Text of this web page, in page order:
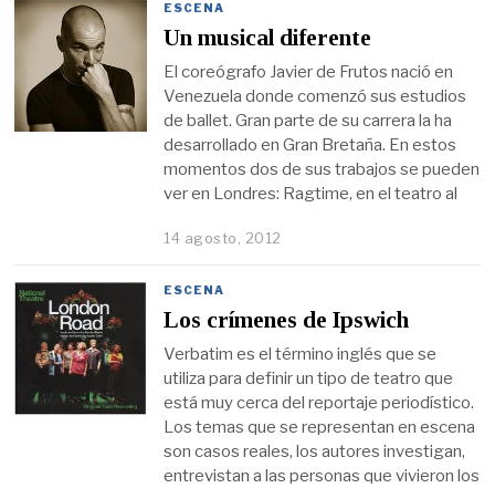
ESCENA
Un musical diferente
El coreógrafo Javier de Frutos nació en
Venezuela donde comenzó sus estudios
de ballet. Gran parte de su carrera la ha
desarrollado en Gran Bretaña. En estos
momentos dos de sus trabajos se pueden
ver en Londres: Ragtime, en el teatro al
14 agosto, 2012
ESCENA
Los crímenes de Ipswich
Verbatim es el término inglés que se
utiliza para definir un tipo de teatro que
está muy cerca del reportaje periodístico.
Los temas que se representan en escena
son casos reales, los autores investigan,
entrevistan a las personas que vivieron los